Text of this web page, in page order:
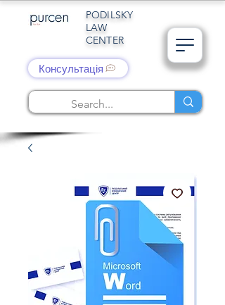
PODILSKY
LAW
CENTER
Консультація